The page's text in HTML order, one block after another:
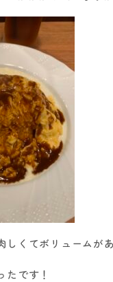
しくてボリュームが
たです！